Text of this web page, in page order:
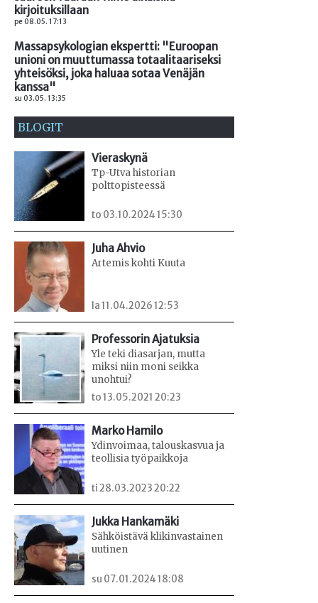
kirjoituksillaan
pe 08.05. 17:13
Massapsykologian ekspertti: "Euroopan
unioni on muuttumassa totaalitaariseksi
yhteisöksi, joka haluaa sotaa Venäjän
kanssa"
su 03.05. 13:35
BLOGIT
Vieraskynä
Tp-Utva historian
polttopisteessä
to 03.10.2024 15:30
Juha Ahvio
Artemis kohti Kuuta
la 11.04.2026 12:53
Professorin Ajatuksia
Yle teki diasarjan, mutta
miksi niin moni seikka
unohtui?
to 13.05.2021 20:23
Marko Hamilo
Ydinvoimaa, talouskasvua ja
teollisia työpaikkoja
ti 28.03.2023 20:22
Jukka Hankamäki
Sähköistävä klikinvastainen
uutinen
su 07.01.2024 18:08